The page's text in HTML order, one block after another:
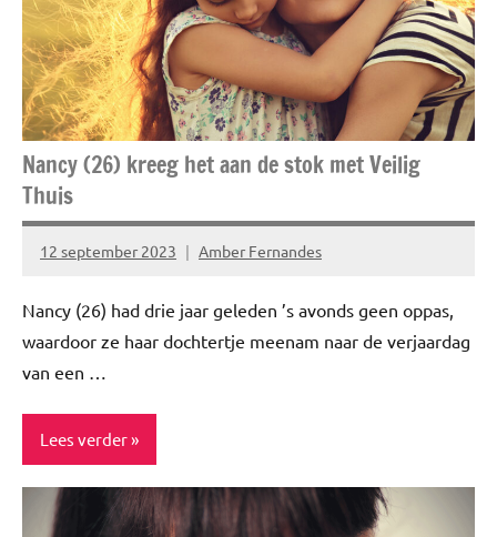
Story's
Nancy (26) kreeg het aan de stok met Veilig
Thuis
12 september 2023 Amber Fernandes
Geen
Nancy (26) had drie jaar geleden ’s avonds geen oppas,
waardoor ze haar dochtertje meenam naar de verjaardag
van een …
Lees verder
Blog